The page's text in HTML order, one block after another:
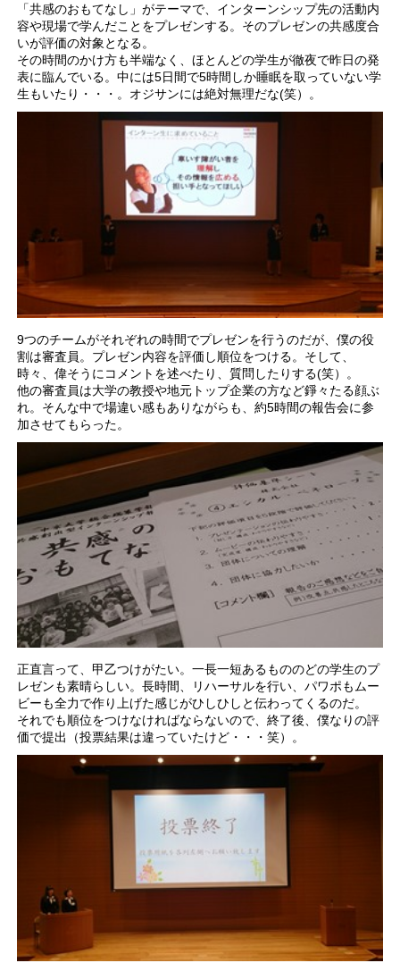
「共感のおもてなし」がテーマで、インターンシップ先の活動内
容や現場で学んだことをプレゼンする。そのプレゼンの共感度合
いが評価の対象となる。
その時間のかけ方も半端なく、ほとんどの学生が徹夜で昨日の発
表に臨んでいる。中には5日間で5時間しか睡眠を取っていない学
生もいたり・・・。オジサンには絶対無理だな(笑）。
9つのチームがそれぞれの時間でプレゼンを行うのだが、僕の役
割は審査員。プレゼン内容を評価し順位をつける。そして、
時々、偉そうにコメントを述べたり、質問したりする(笑）。
他の審査員は大学の教授や地元トップ企業の方など錚々たる顔ぶ
れ。そんな中で場違い感もありながらも、約5時間の報告会に参
加させてもらった。
正直言って、甲乙つけがたい。一長一短あるもののどの学生のプ
レゼンも素晴らしい。長時間、リハーサルを行い、パワポもムー
ビーも全力で作り上げた感じがひしひしと伝わってくるのだ。
それでも順位をつけなければならないので、終了後、僕なりの評
価で提出（投票結果は違っていたけど・・・笑）。